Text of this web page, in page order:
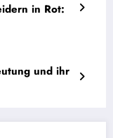
in Rot:
und ihr